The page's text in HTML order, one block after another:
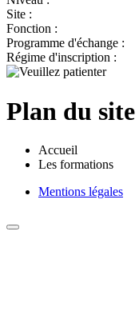
Site :
Fonction :
Programme d'échange :
Régime d'inscription :
Plan du site
Accueil
Les formations
Mentions légales